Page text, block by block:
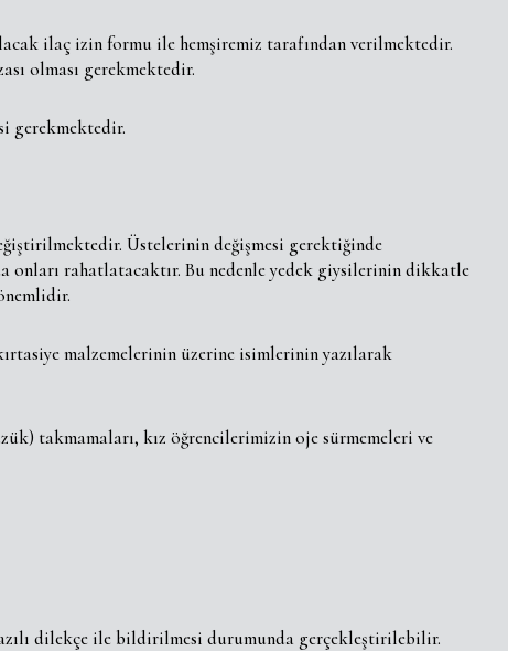
ilaç izin formu ile hemşiremiz tarafından verilmektedir.
olması gerekmektedir.
gerekmektedir.
Üstelerinin değişmesi gerektiğinde
onları rahatlatacaktır. Bu nedenle yedek giysilerinin dikkatle
malzemelerinin üzerine isimlerinin yazılarak
takmamaları, kız öğrencilerimizin oje sürmemeleri ve
dilekçe ile bildirilmesi durumunda gerçekleştirilebilir.